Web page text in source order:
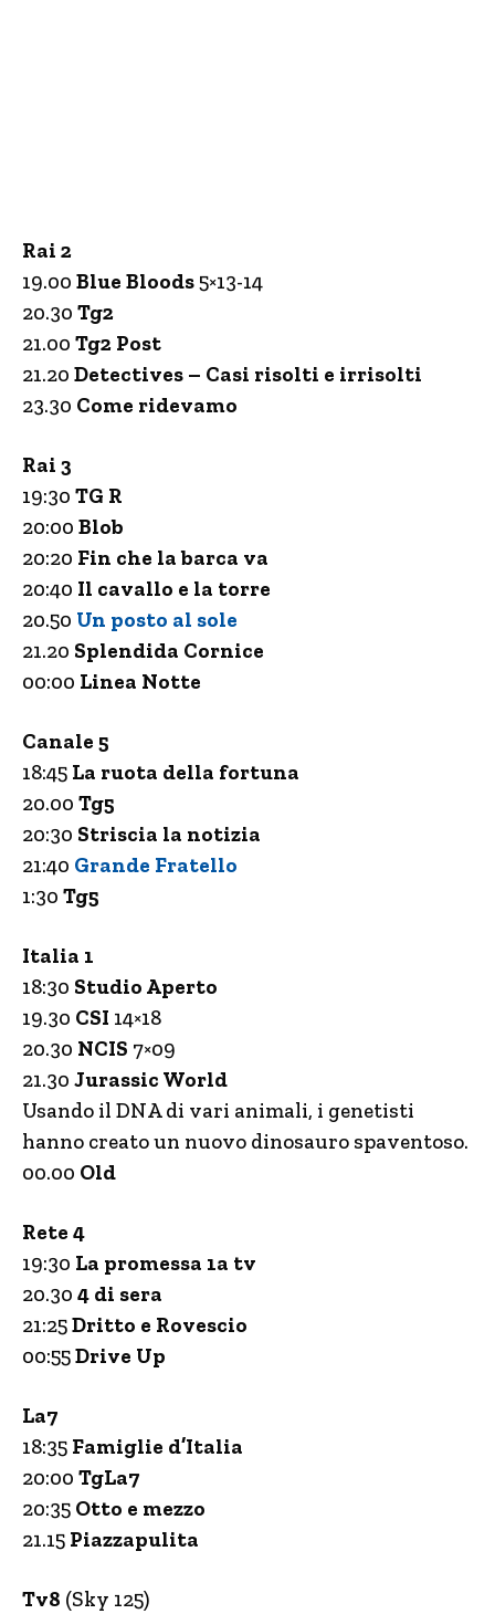
Rai 2
19.00 Blue Bloods5×13-14
20.30 Tg2
21.00 Tg2 Post
21.20 Detectives – Casi risolti e irrisolti
23.30 Come ridevamo
Rai 3
19:30 TG R
20:00 Blob
20:20 Fin che la barca va
20:40 Il cavallo e la torre
20.50 Un posto al sole
21.20 Splendida Cornice
00:00 Linea Notte
Canale 5
18:45 La ruota della fortuna
20.00 Tg5
20:30 Striscia la notizia
21:40 Grande Fratello
1:30 Tg5
Italia 1
18:30 Studio Aperto
19.30 CSI 14×18
20.30 NCIS 7×09
21.30 Jurassic World
Usando il DNA di vari animali, i genetisti
hanno creato un nuovo dinosauro spaventoso.
00.00 Old
Rete 4
19:30 La promessa 1a tv
20.30 4 di sera
21:25Dritto e Rovescio
00:55Drive Up
La7
18:35 Famiglie d’Italia
20:00 TgLa7
20:35 Otto e mezzo
21.15 Piazzapulita
Tv8 (Sky 125)